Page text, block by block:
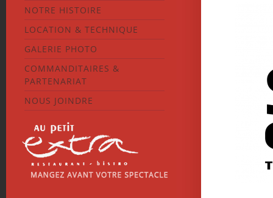
NOTRE HISTOIRE
LOCATION & TECHNIQUE
GALERIE PHOTO
COMMANDITAIRES &
PARTENARIAT
NOUS JOINDRE